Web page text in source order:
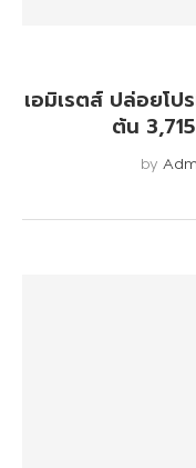
เอมิเรตส์ ปล่อยโป
ต้น
by